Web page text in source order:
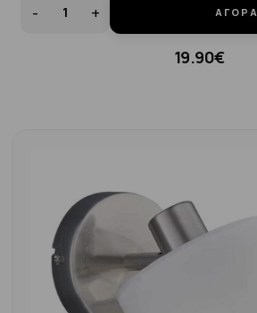
- + ΑΓΟΡΆ
19.90€